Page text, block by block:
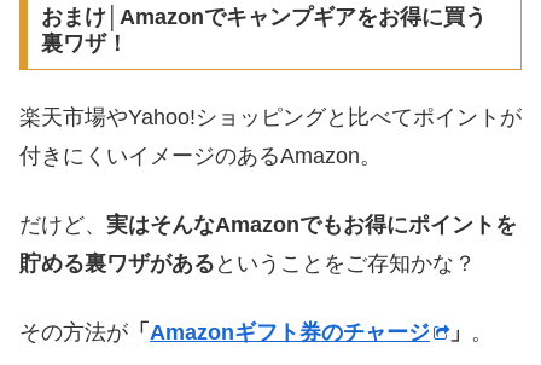
おまけ│Amazonでキャンプギアをお得に買う
裏ワザ！
楽天市場やYahoo!ショッピングと比べてポイントが
付きにくいイメージのあるAmazon。
だけど、 実はそんなAmazonでもお得にポイントを
貯める裏ワザがある ということをご存知かな？
その方法が 「 Amazonギフト券のチャージ 」 。